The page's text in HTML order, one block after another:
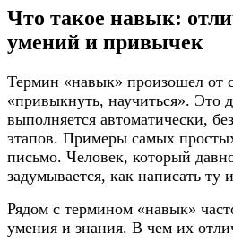
Что такое навык:
умений и привычек
Термин «навык» произошел от
«привыкнуть, научиться». Это
выполняется автоматически,
этапов. Примеры самых
письмо. Человек, который
задумывается, как написать ту
Рядом с термином «навык»
умения и знания. В чем их